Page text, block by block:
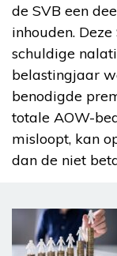
de SVB een
inhouden.
schuldige
belastingjaar
benodigde
totale AOW-
misloopt, kan
dan de niet